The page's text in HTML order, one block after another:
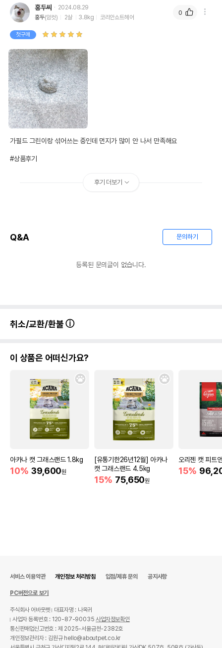
홍두씨
2024.08.29
홍두(암컷) 2살 3.8kg 코리안쇼트헤어
첫구매
가필드 그린이랑 섞어쓰는 중인데 먼지가 많이 안 나서 만족해요
#상품후기
0
후기 더보기
Q&A 문의하기
등록된 문의글이 없습니다.
취소/교환/환불
이 상품은 어떠신가요?
아카나 캣 그래스랜드 1.8kg
10% 39,600원
[유통기한26년12월] 아카나
캣 그래스랜드 4.5kg
15% 75,650원
오리젠 캣 피트
15%
서비스 이용약관 개인정보 처리방침 입점/제휴 문의 공지사항
PC버전으로 보기
주식회사 어바웃펫
대표자명 : 나옥귀
사업자 등록번호 : 120-87-90035사업자정보확인
통신판매업신고번호 : 제 2025-서울금천-2382호
개인정보관리자 : 김원규 hello@aboutpet.co.kr